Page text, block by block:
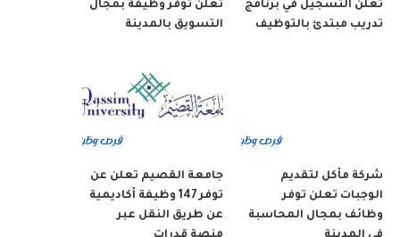
تعلن التسجيل في برنامج
تدريب مبتدئ بالتوظيف
تعلن توفر وظيفة بمجال
التسويق بالمدينة
شركة مأكل لتقديم
الوجبات تعلن توفر
وظائف بمجال المحاسبة
جامعة القصيم تعلن عن
توفر 147 وظيفة أكاديمية
عن طريق النقل عبر